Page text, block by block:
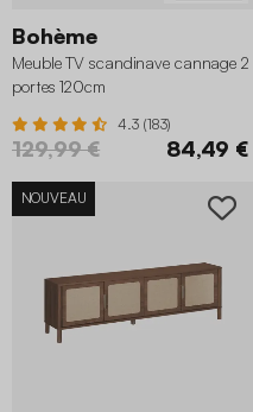
Bohème
Meuble TV scandinave cannage 2
portes 120cm
4.3 (183)
129,99 € 84,49 €
NOUVEAU